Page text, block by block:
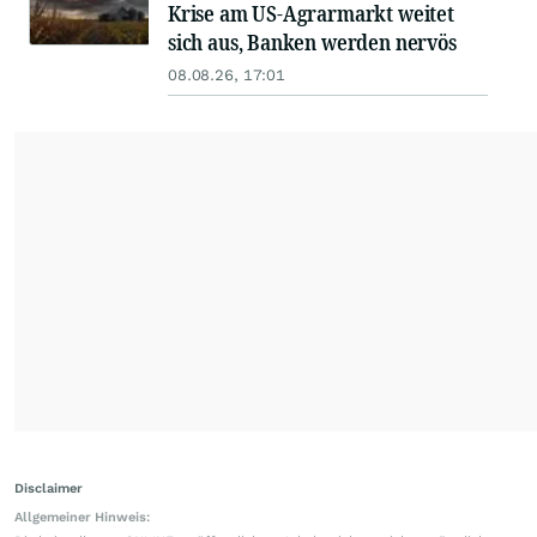
Krise am US-Agrarmarkt weitet
sich aus, Banken werden nervös
08.08.26, 17:01
Disclaimer
Allgemeiner Hinweis: